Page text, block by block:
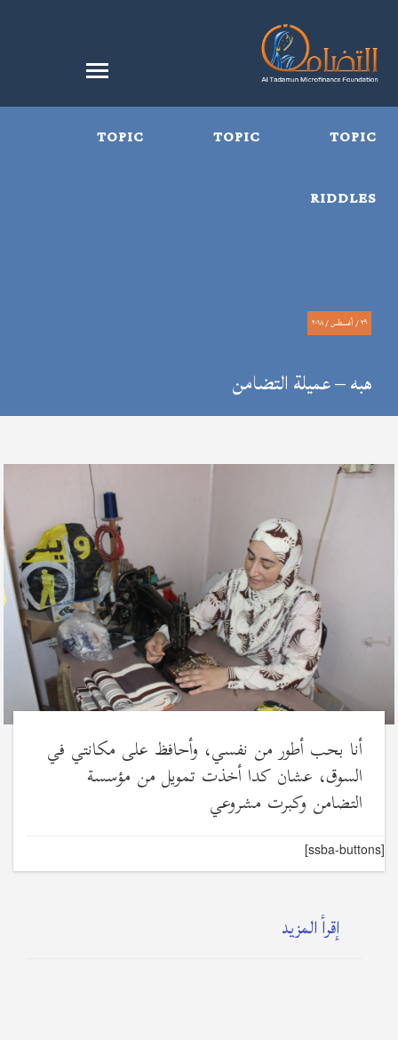
TOPIC
TOPIC
TOPIC
RIDDLES
٢٩ / أغسطس / ٢٠١٨
هبه – عميلة التضامن
أنا بحب أطور من نفسي، وأحافظ على مكانتي في
السوق، عشان كدا أخذت تمويل من مؤسسة
التضامن وكبرت مشروعي
[ssba-buttons]
إقرأ المزيد